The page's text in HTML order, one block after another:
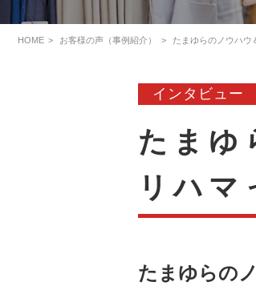
HOME お客様の声（事例紹介） たまゆらのノウハウ
インタビュー
たまゆ
リハマ
たまゆらの